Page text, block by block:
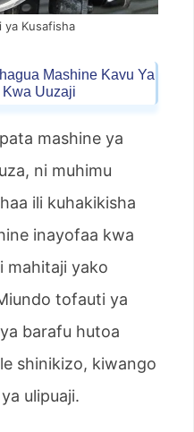
ya Kusafisha
Mashine Kavu Ya
Kwa Uuzaji
mashine ya
ni muhimu
ili kuhakikisha
inayofaa kwa
mahitaji yako
tofauti ya
barafu hutoa
shinikizo, kiwango
ulipuaji.